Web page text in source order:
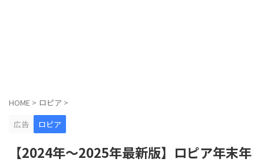
HOME > ロピア >
広告
ロピア
【2024年～2025年最新版】ロピア年末年